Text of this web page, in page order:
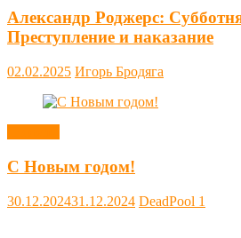
Александр Роджерс:
Преступление и наказание
02.02.2025 Игорь Бродяга
С Новым годом!
30.12.202431.12.2024 DeadPool 1